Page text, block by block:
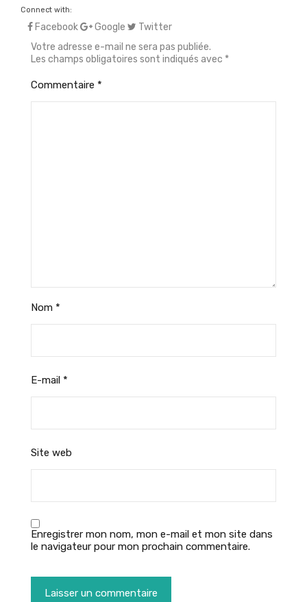
Connect with:
Facebook Google
Twitter
Votre adresse e-mail ne sera pas publiée.
Les champs obligatoires sont indiqués avec *
Commentaire *
Nom *
E-mail *
Site web
Enregistrer mon nom, mon e-mail et mon site dans
le navigateur pour mon prochain commentaire.